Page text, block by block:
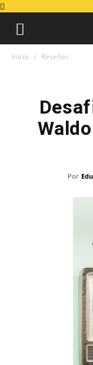
Inicio Reseñas
Por